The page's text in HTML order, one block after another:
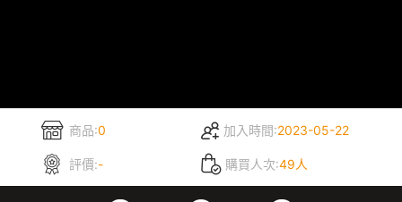
商品:0 加入時間:2023-05-22
評價:- 購買人次:49人